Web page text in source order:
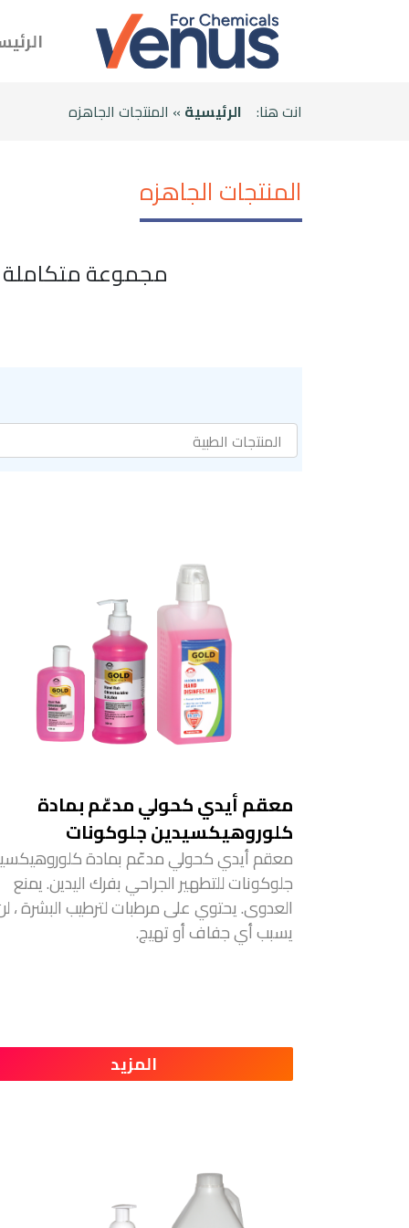
انت هنا: الرئيسية » المنتجات الجاهزه
المنتجات الجاهزه
مجموعة متكاملة
معقم أيدي كحولي مدعّم بمادة
كلوروهيكسيدين جلوكونات
معقم أيدي كحولي مدعّم بمادة
جلوكونات للتطهير الجراحي بفرك اليدين. يمنع
العدوى. يحتوي على مرطبات لترطيب البشرة ،
يسبب أي جفاف أو تهيج.
المزيد